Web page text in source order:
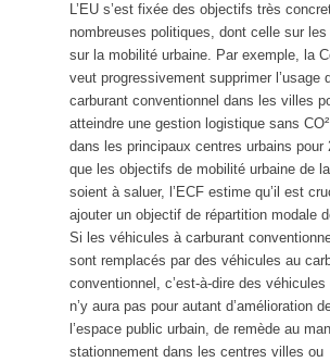
L’EU s’est fixée des objectifs très
nombreuses politiques, dont celle sur
sur la mobilité urbaine. Par exemple, la
veut progressivement supprimer l’usage
carburant conventionnel dans les villes
atteindre une gestion logistique sans
dans les principaux centres urbains pour
que les objectifs de mobilité urbaine de
soient à saluer, l’ECF estime qu’il est
ajouter un objectif de répartition modale
Si les véhicules à carburant
sont remplacés par des véhicules au
conventionnel, c’est-à-dire des véhicules
n’y aura pas pour autant d’amélioration
l’espace public urbain, de remède au
stationnement dans les centres villes ou